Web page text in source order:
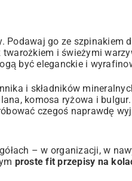
go ze szpinakiem
twarożkiem i świeżymi
być eleganckie i
i składników
komosa ryżowa i bulgur.
czegoś naprawdę
– w organizacji, w
proste fit przepisy na